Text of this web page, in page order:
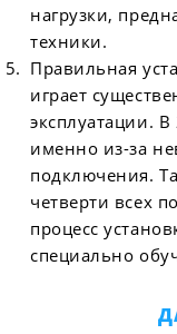
нагрузки,
техники.
Правильная
играет
эксплуатации.
именно из-за
подключения.
четверти всех
процесс
специально